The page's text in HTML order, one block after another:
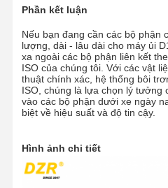
Phần kết luận
Nếu bạn đang cần các bộ phận
lượng, dài - lâu dài cho máy ủi
xa ngoài các bộ phận liên kết
ISO của chúng tôi. Với các vật
thuật chính xác, hệ thống bôi
ISO, chúng là lựa chọn lý tưởng
vào các bộ phận dưới xe ngày
biệt về hiệu suất và độ tin cậy.
Hình ảnh chi tiết